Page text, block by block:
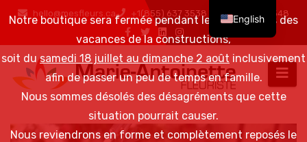
Notre boutique sera fermée pendant les 2 semaines des
vacances de la constructions,
soit dusamedi 18 juillet au dimanche 2 août inclusivement
afin de passer un peu de temps en famille.
Nous sommes désolés des désagréments que cette
situation pourrait causer.
Nous reviendrons en forme et complètement reposés le
hello@mesfleurs.ca +1(855) 637 3538 / +1(819) 376 6548
English